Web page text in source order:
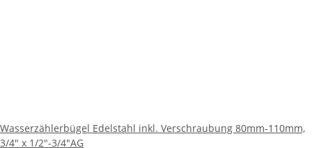
Wasserzählerbügel Edelstahl inkl. Verschraubung 80mm-110mm,
3/4" x 1/2"-3/4"AG